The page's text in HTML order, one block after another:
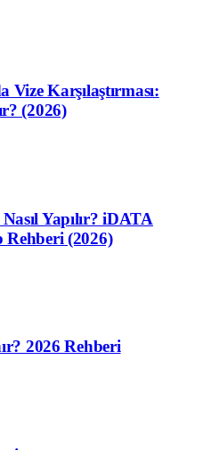
Karşılaştırması:
(2026)
Yapılır? iDATA
(2026)
2026 Rehberi